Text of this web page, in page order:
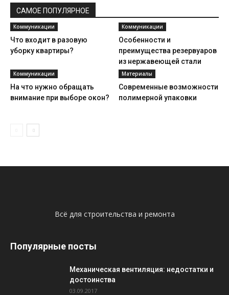
САМОЕ ПОПУЛЯРНОЕ
Коммуникации
Что входит в разовую
уборку квартиры?
Коммуникации
Особенности и
преимущества резервуаров
из нержавеющей стали
Коммуникации
На что нужно обращать
внимание при выборе окон?
Материалы
Современные возможности
полимерной упаковки
Всё для строительства и ремонта
Популярные посты
Механическая вентиляция: недостатки и
достоинства
03.09.2017